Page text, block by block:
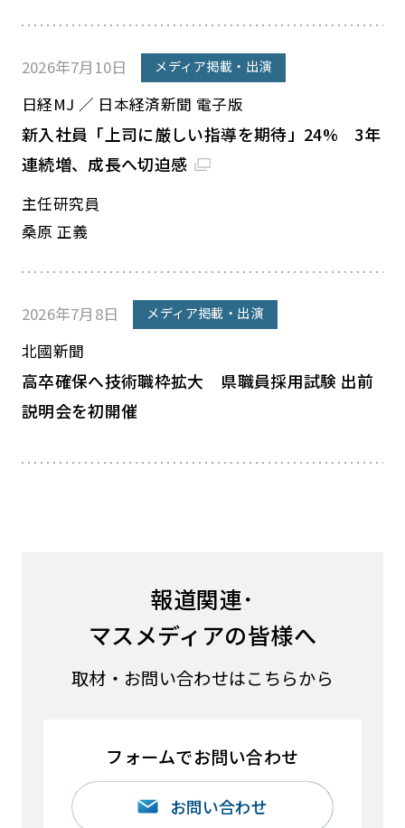
2026年7月10日 メディア掲載・出演
日経MJ ／ 日本経済新聞 電子版
新入社員「上司に厳しい指導を期待」24% 3年
連続増、成長へ切迫感
主任研究員
桑原 正義
2026年7月8日 メディア掲載・出演
北國新聞
高卒確保へ技術職枠拡大 県職員採用試験 出前
説明会を初開催
報道関連･
マスメディアの皆様へ
取材・お問い合わせはこちらから
フォームでお問い合わせ
お問い合わせ